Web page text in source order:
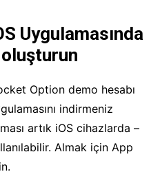
Uygulamasında
Option demo hesabı
indirmeniz
artık iOS cihazlarda –
Almak için App